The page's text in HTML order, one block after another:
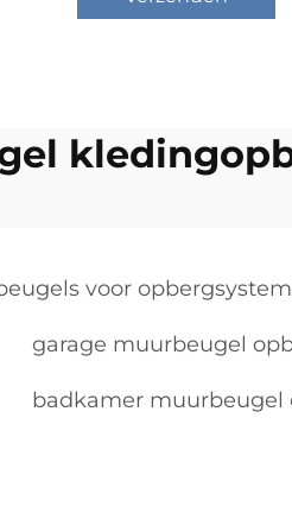
voor
garage muurbeugel
badkamer muurbeugel